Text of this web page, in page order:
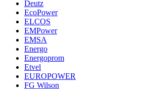
Deutz
EcoPower
ELCOS
EMPower
EMSA
Energo
Energoprom
Etvel
EUROPOWER
FG Wilson